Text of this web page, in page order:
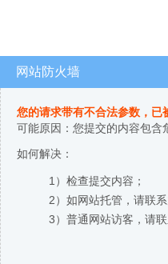
网站防火墙
您的请求带有不合法参数，已
可能原因：您提交的内容包含
如何解决：
1）检查提交内容；
2）如网站托管，请联系
3）普通网站访客，请联